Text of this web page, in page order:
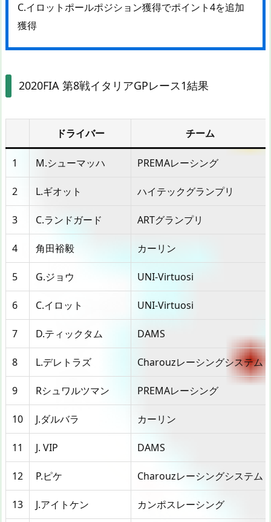
C.イロットポールポジション獲得でポイント4を追加
獲得
2020FIA 第8戦イタリアGPレース1結果
ドライバー チーム
1 M.シューマッハ PREMAレーシング
2 L.ギオット ハイテックグランプリ
3 C.ランドガード ARTグランプリ
4 角田裕毅 カーリン
5 G.ジョウ UNI-Virtuosi
6 C.イロット UNI-Virtuosi
7 D.ティックタム DAMS
8 L.デレトラズ Charouzレーシングシステム
9 Rシュワルツマン PREMAレーシング
10 J.ダルバラ カーリン
11 J. VIP DAMS
12 P.ピケ Charouzレーシングシステム
13 J.アイトケン カンポスレーシング